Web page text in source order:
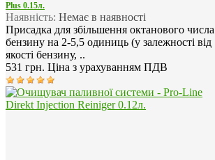
Plus 0.15л.
Наявність: Немає в наявності
Присадка для збільшення октанового числа
бензину на 2-5,5 одиниць (у залежності від
якості бензину, ..
531 грн. Ціна з урахуванням ПДВ